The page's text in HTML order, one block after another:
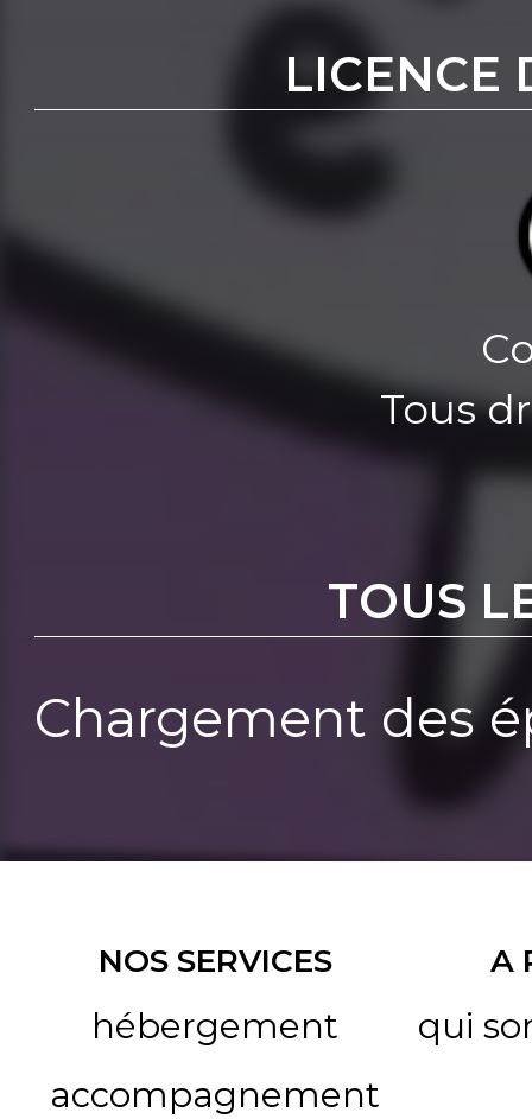
LICENCE
Tous
TOUS
Chargement des
NOS SERVICES
hébergement
accompagnement
A
qui